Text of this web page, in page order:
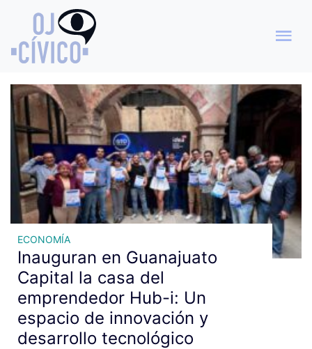
Archivo de etiquetas: Estado
impulsa
ECONOMÍA
Inauguran en Guanajuato
Capital la casa del
emprendedor Hub-i: Un
espacio de innovación y
desarrollo tecnológico